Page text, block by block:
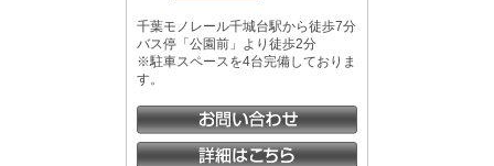
千葉モノレール千城台駅から徒歩7分
バス停「公園前」より徒歩2分
※駐車スペースを4台完備しておりま
す。